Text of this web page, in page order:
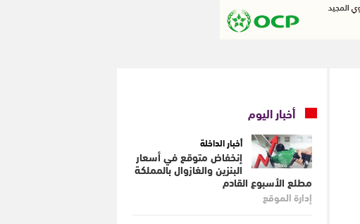
أخبار اليوم
أخبار الداخلة
إنخفاض متوقع في أسعار
البنزين والغازوال بالمملكة
مطلع الأسبوع القادم
إدارة الموقع